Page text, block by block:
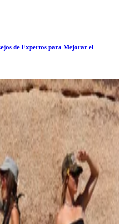
de Expertos para Mejorar el